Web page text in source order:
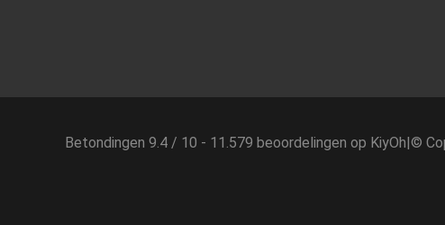
Betondingen 9.4 / 10 - 11.579 beoordelingen op KiyOh|©